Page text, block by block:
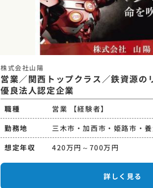
株式会社山陽
営業／関西トップクラス／鉄資源の
優良法人認定企業
職種
営業 【経験者】
勤務地
三木市・加西市・姫路市・
想定年収
420万円～700万円
詳しく見る